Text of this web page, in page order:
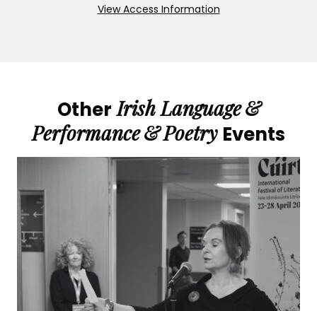
View Access Information
OtherIrish Language&
Performance&PoetryEvents